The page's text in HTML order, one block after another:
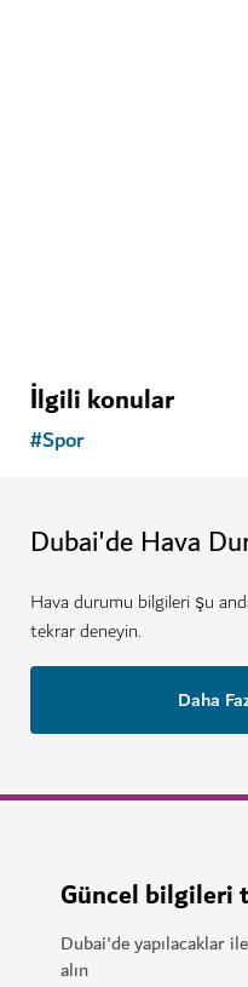
İlgili konular
#Spor
Dubai'de Hava
Hava durumu bilgileri şu
tekrar deneyin.
Daha
Güncel bilgileri
Dubai'de yapılacaklar
alın